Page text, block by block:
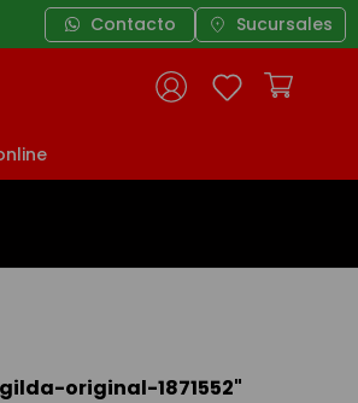
Contacto Sucursales
original-1871552"